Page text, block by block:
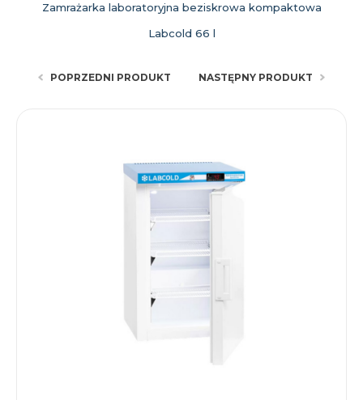
Zamrażarka laboratoryjna beziskrowa kompaktowa
Labcold 66 l
POPRZEDNI PRODUKT NASTĘPNY PRODUKT